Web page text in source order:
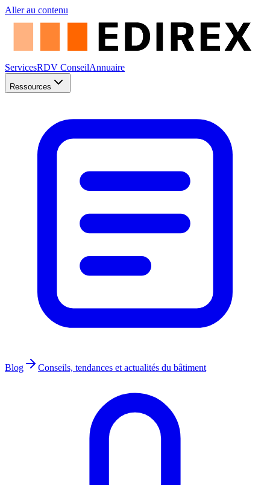
Aller au contenu
ServicesRDV ConseilAnnuaire
Ressources
Blog Conseils, tendances et actualités du bâtiment